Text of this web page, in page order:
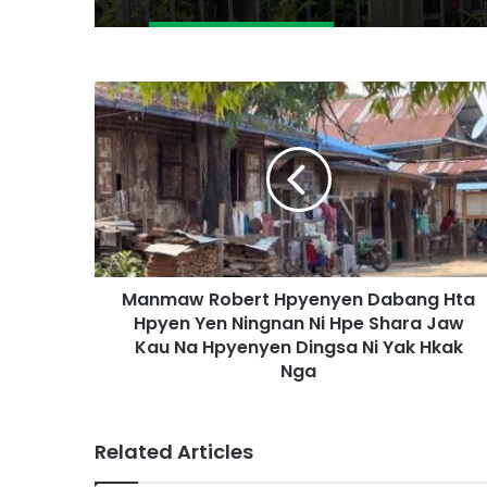
M
a
n
m
a
w
R
o
b
n
y
Manmaw Robert Hpyenyen Dabang Hta
Hpyen Yen Ningnan Ni Hpe Shara Jaw
Kau Na Hpyenyen Dingsa Ni Yak Hkak
Nga
Related Articles